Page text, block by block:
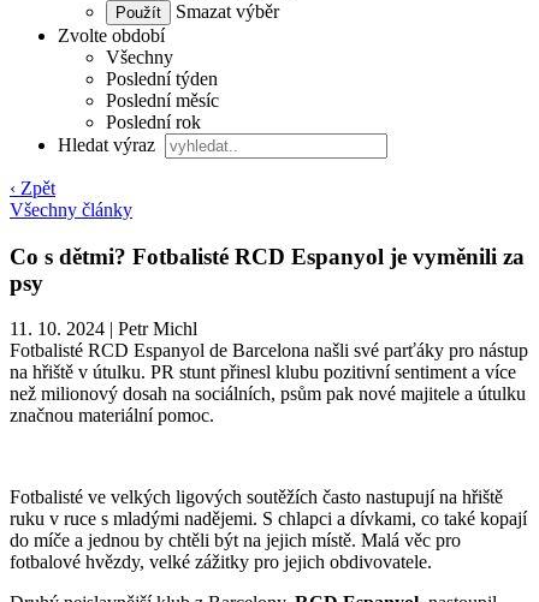
Smazat výběr
Zvolte období
Všechny
Poslední týden
Poslední měsíc
Poslední rok
Hledat výraz
‹ Zpět
Všechny články
Co s dětmi? Fotbalisté RCD Espanyol je vyměnili za
psy
11. 10. 2024 | Petr Michl
Fotbalisté RCD Espanyol de Barcelona našli své parťáky pro nástup
na hřiště v útulku. PR stunt přinesl klubu pozitivní sentiment a více
než milionový dosah na sociálních, psům pak nové majitele a útulku
značnou materiální pomoc.
Fotbalisté ve velkých ligových soutěžích často nastupují na hřiště
ruku v ruce s mladými nadějemi. S chlapci a dívkami, co také kopají
do míče a jednou by chtěli být na jejich místě. Malá věc pro
fotbalové hvězdy, velké zážitky pro jejich obdivovatele.